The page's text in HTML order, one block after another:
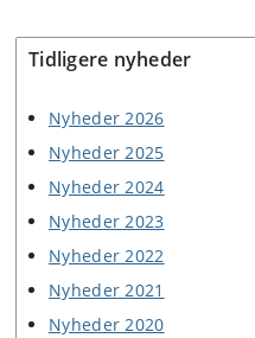
Tidligere nyheder
Nyheder 2026
Nyheder 2025
Nyheder 2024
Nyheder 2023
Nyheder 2022
Nyheder 2021
Nyheder 2020